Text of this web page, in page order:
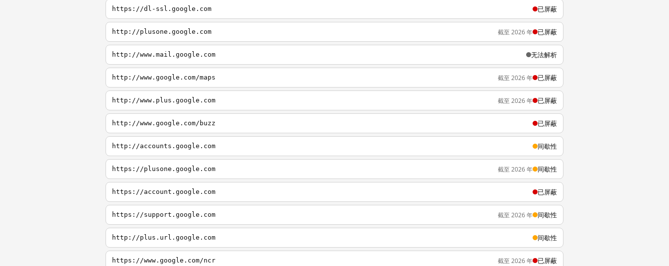
https://dl-ssl.google.com 已屏蔽
http://plusone.google.com 截至 2026 年 已屏蔽
http://www.mail.google.com 无法解析
http://www.google.com/maps 截至 2026 年 已屏蔽
http://www.plus.google.com 截至 2026 年 已屏蔽
http://www.google.com/buzz 已屏蔽
http://accounts.google.com 间歇性
https://plusone.google.com 截至 2026 年 间歇性
https://account.google.com 已屏蔽
https://support.google.com 截至 2026 年 间歇性
http://plus.url.google.com 间歇性
https://www.google.com/ncr 截至 2026 年 已屏蔽